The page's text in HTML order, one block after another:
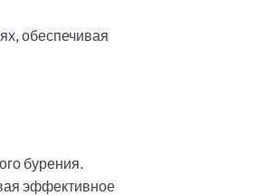
обеспечивая
бурения.
эффективное